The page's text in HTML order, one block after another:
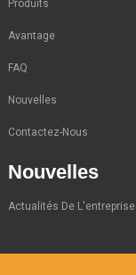
Produits
Avantage
FAQ
Nouvelles
Contactez-Nous
Nouvelles
Actualités De L'entreprise